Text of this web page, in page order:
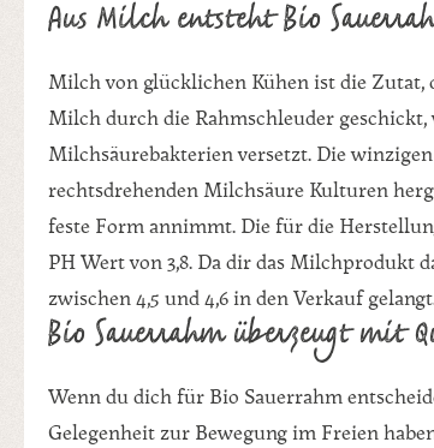
Aus Milch entsteht Bio
Milch von glücklichen Kühen ist die Zutat,
Milch durch die Rahmschleuder
Milchsäurebakterien versetzt. Die
rechtsdrehenden Milchsäure Kulturen
feste Form annimmt. Die für die
PH Wert von 3,8. Da dir das Milchprodukt
zwischen 4,5 und 4,6 in den Verkauf
Bio Sauerrahm überzeugt mit
Wenn du dich für Bio Sauerrahm
Gelegenheit zur Bewegung im Freien